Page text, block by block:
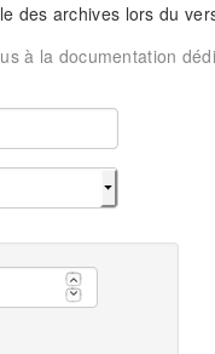
des archives lors du
à la documentation